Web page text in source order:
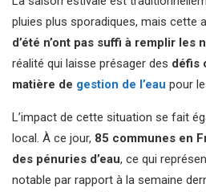
pluies plus sporadiques, mais cette
d’été n’ont pas suffi à remplir les
réalité qui laisse présager des défis
matière de gestion de l’eau pour
L’impact de cette situation se fait
local. À ce jour, 85 communes en
des pénuries d’eau, ce qui
notable par rapport à la semaine